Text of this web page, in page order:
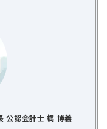
公認会計士 梶 博義